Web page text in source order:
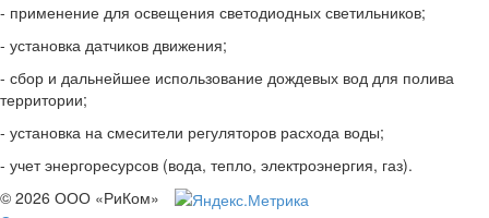
- применение для освещения светодиодных светильников;
- установка датчиков движения;
- сбор и дальнейшее использование дождевых вод для полива
территории;
- установка на смесители регуляторов расхода воды;
- учет энергоресурсов (вода, тепло, электроэнергия, газ).
© 2026 ООО «РиКом»